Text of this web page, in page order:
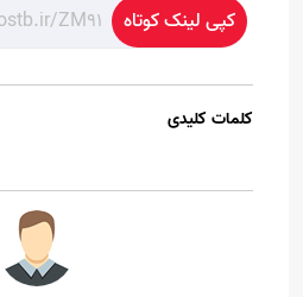
کپی لینک کوتاه
کلمات کلیدی